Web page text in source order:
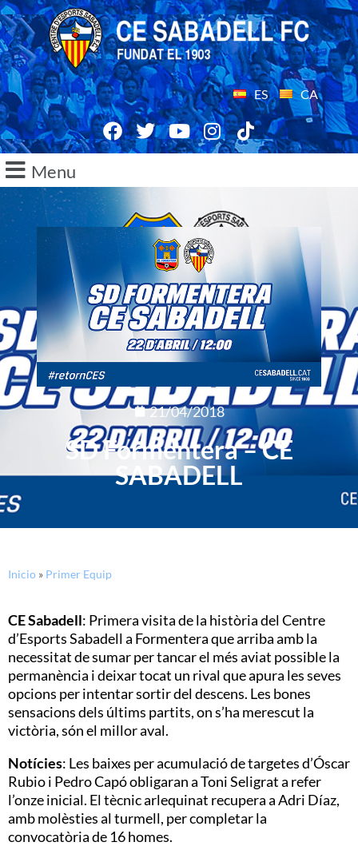
ES CA
Menu
21/04/2018
SD Formentera – CE
SABADELL
Inicio » Primer Equip
CE Sabadell: Primera visita de la història del Centre
d’Esports Sabadell a Formentera que arriba amb la
necessitat de sumar per tancar el més aviat possible la
permanència i deixar tocat un rival que apura les seves
opcions per intentar sortir del descens. Les bones
sensacions dels últims partits, on s’ha merescut la
victòria, són el millor aval.
Notícies: Les baixes per acumulació de targetes d’Óscar
Rubio i Pedro Capó obligaran a Toni Seligrat a refer
l’onze inicial. El tècnic arlequinat recupera a Adri Díaz,
amb molèsties al turmell, per completar la
convocatòria de 16 homes.